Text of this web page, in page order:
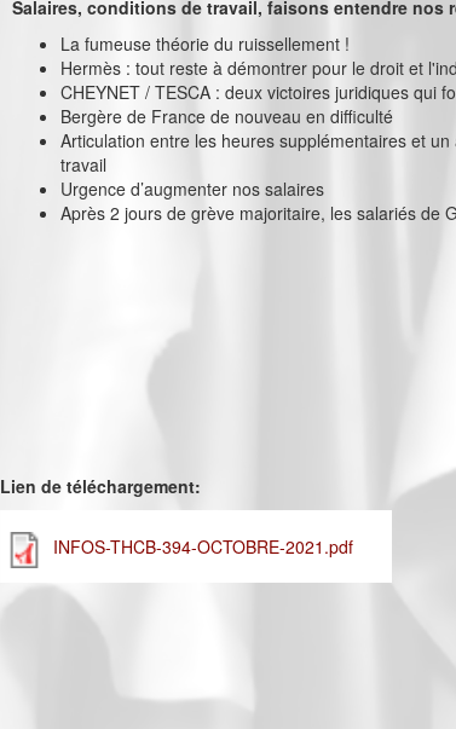
Salaires, conditions de travail, faisons entendre nos
La fumeuse théorie du ruissellement !
Hermès : tout reste à démontrer pour le droit et
CHEYNET / TESCA : deux victoires juridiques qui
Bergère de France de nouveau en difficulté
Articulation entre les heures supplémentaires et
travail
Urgence d’augmenter nos salaires
Après 2 jours de grève majoritaire, les salariés de
Lien de téléchargement:
INFOS-THCB-394-OCTOBRE-2021.pdf